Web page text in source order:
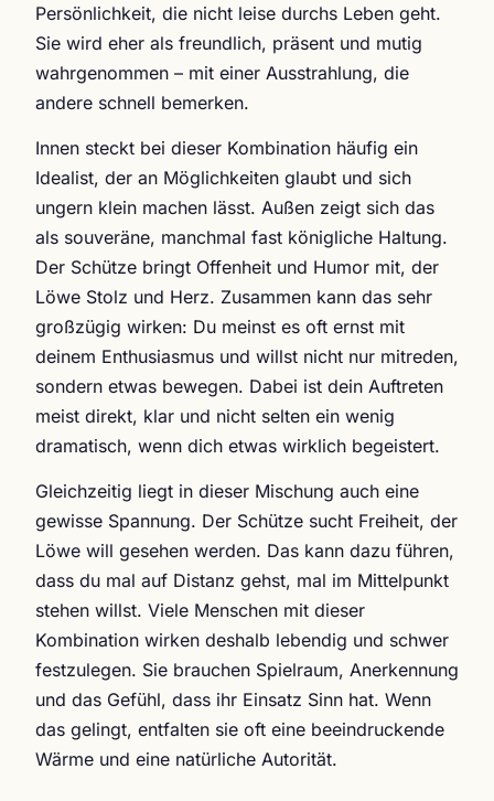
Persönlichkeit, die nicht leise durchs Leben geht.
Sie wird eher als freundlich, präsent und mutig
wahrgenommen – mit einer Ausstrahlung, die
andere schnell bemerken.
Innen steckt bei dieser Kombination häufig ein
Idealist, der an Möglichkeiten glaubt und sich
ungern klein machen lässt. Außen zeigt sich das
als souveräne, manchmal fast königliche Haltung.
Der Schütze bringt Offenheit und Humor mit, der
Löwe Stolz und Herz. Zusammen kann das sehr
großzügig wirken: Du meinst es oft ernst mit
deinem Enthusiasmus und willst nicht nur mitreden,
sondern etwas bewegen. Dabei ist dein Auftreten
meist direkt, klar und nicht selten ein wenig
dramatisch, wenn dich etwas wirklich begeistert.
Gleichzeitig liegt in dieser Mischung auch eine
gewisse Spannung. Der Schütze sucht Freiheit, der
Löwe will gesehen werden. Das kann dazu führen,
dass du mal auf Distanz gehst, mal im Mittelpunkt
stehen willst. Viele Menschen mit dieser
Kombination wirken deshalb lebendig und schwer
festzulegen. Sie brauchen Spielraum, Anerkennung
und das Gefühl, dass ihr Einsatz Sinn hat. Wenn
das gelingt, entfalten sie oft eine beeindruckende
Wärme und eine natürliche Autorität.